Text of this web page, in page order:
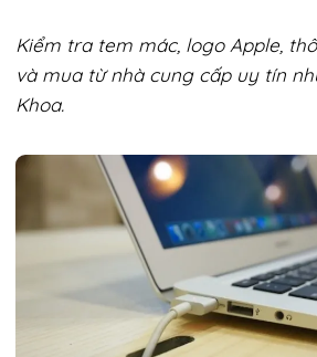
Kiểm tra tem mác, logo Apple,
và mua từ nhà cung cấp uy tín
Khoa.